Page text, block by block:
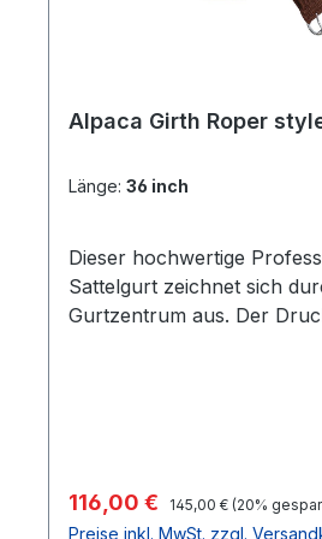
Alpaca Girth Roper
Länge: 36 inch
Dieser hochwertige
Sattelgurt zeichnet sich
Gurtzentrum aus. Der
verhindert zudem
und ist geruchs- und
Verkaufspreis:
116,00 € Regulärer Preis:
145,00 € (20%
Preise inkl. MwSt. zzgl.